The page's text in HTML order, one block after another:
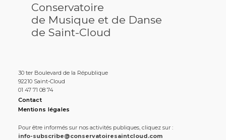
Conservatoire
de Musique et de Danse
de Saint-Cloud
30 ter Boulevard de la République
92210 Saint-Cloud
01 47 71 08 74
Contact
Mentions légales
Pour être informés sur nos activités publiques, cliquez sur :
info-subscribe@conservatoiresaintcloud.com